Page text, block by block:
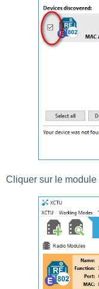
Cliquer sur le module